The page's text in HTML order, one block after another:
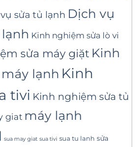
sửa tủ lạnh Dịch vụ
Kinh nghiệm sửa lò vi
sửa máy giặt Kinh
lạnh Kinh
tivi Kinh nghiệm sửa tủ
giat máy lạnh
sua may giat sua tivi sua tu lanh sửa